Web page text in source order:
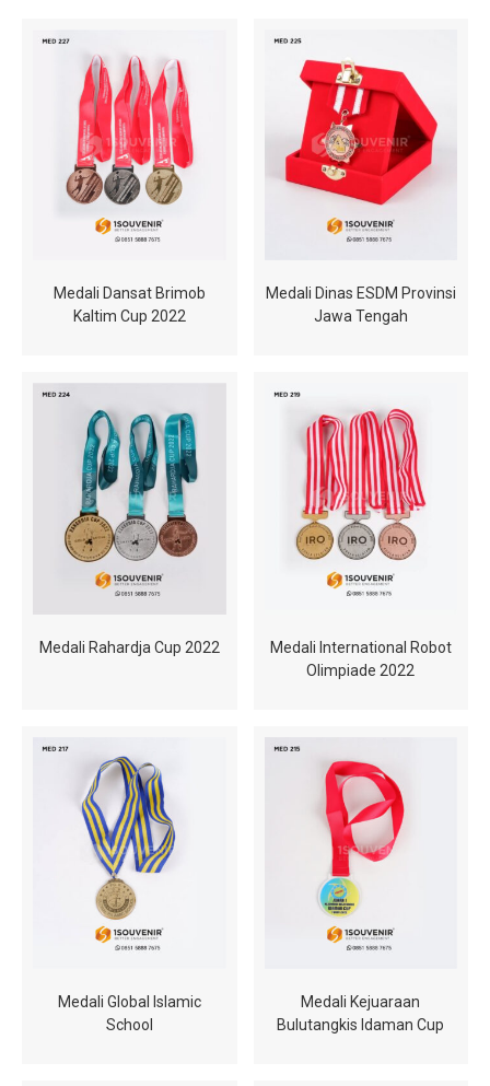
Medali Dansat Brimob
Kaltim Cup 2022
Medali Dinas ESDM Provinsi
Jawa Tengah
Medali Rahardja Cup 2022
Medali International Robot
Olimpiade 2022
Medali Global Islamic
School
Medali Kejuaraan
Bulutangkis Idaman Cup